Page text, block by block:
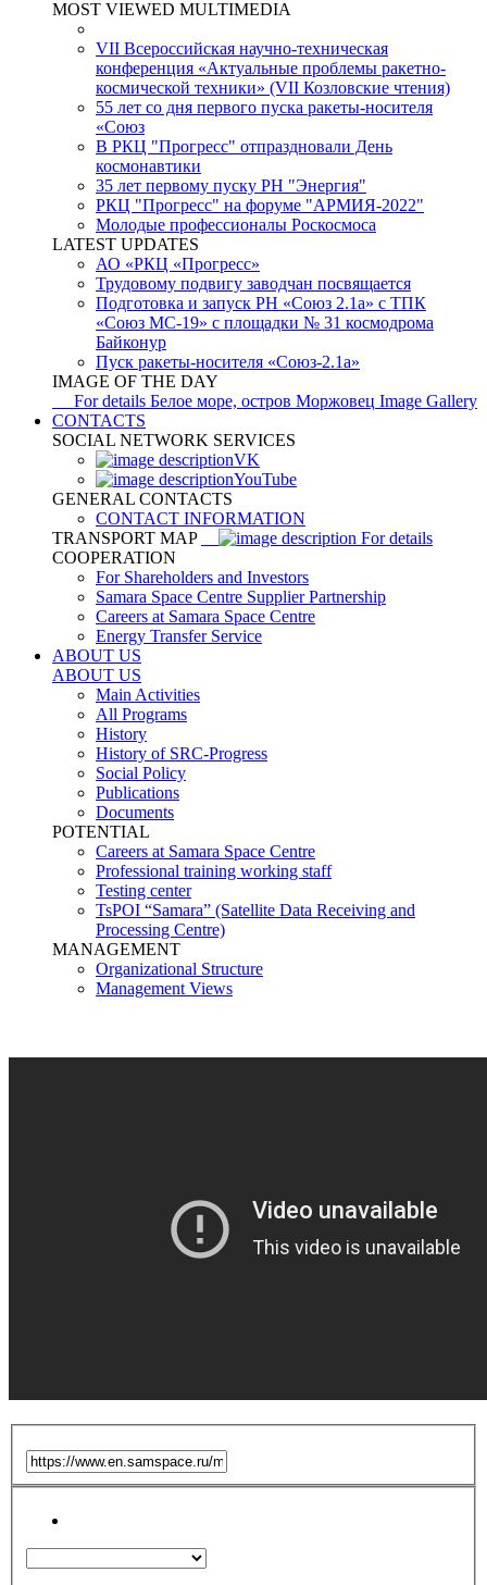
MOST VIEWED MULTIMEDIA
VII Всероссийская научно-техническая
конференция «Актуальные проблемы ракетно-
космической техники» (VII Козловские чтения)
55 лет со дня первого пуска ракеты-носителя
«Союз
В РКЦ "Прогресс" отпраздновали День
космонавтики
35 лет первому пуску РН "Энергия"
РКЦ "Прогресс" на форуме "АРМИЯ-2022"
Молодые профессионалы Роскосмоса
LATEST UPDATES
АО «РКЦ «Прогресс»
Трудовому подвигу заводчан посвящается
Подготовка и запуск РН «Союз 2.1а» с ТПК
«Союз МС-19» с площадки № 31 космодрома
Байконур
Пуск ракеты-носителя «Союз-2.1а»
IMAGE OF THE DAY
For details Белое море, остров Моржовец Image Gallery
CONTACTS
SOCIAL NETWORK SERVICES
VK
YouTube
GENERAL CONTACTS
CONTACT INFORMATION
TRANSPORT MAP
For details
COOPERATION
For Shareholders and Investors
Samara Space Centre Supplier Partnership
Careers at Samara Space Centre
Energy Transfer Service
ABOUT US
ABOUT US
Main Activities
All Programs
History
History of SRC-Progress
Social Policy
Publications
Documents
POTENTIAL
Careers at Samara Space Centre
Professional training working staff
Testing center
TsPOI “Samara” (Satellite Data Receiving and
Processing Centre)
MANAGEMENT
Organizational Structure
Management Views